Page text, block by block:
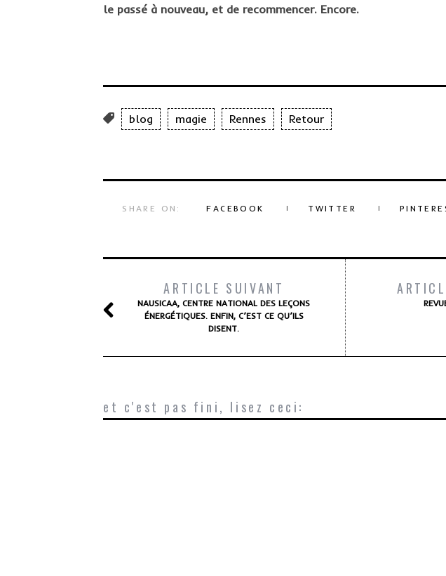
le passé à nouveau, et de recommencer. Encore.
blog magie Rennes Retour
SHARE ON: FACEBOOK TWITTER
ARTICLE SUIVANT
NAUSICAA, CENTRE NATIONAL DES LEÇONS
ÉNERGÉTIQUES. ENFIN, C’EST CE QU’ILS
DISENT.
et c'est pas fini, lisez ceci: